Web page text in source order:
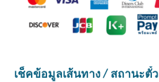
เช็คข้อมูลเส้นทาง / สถานะตั๋ว